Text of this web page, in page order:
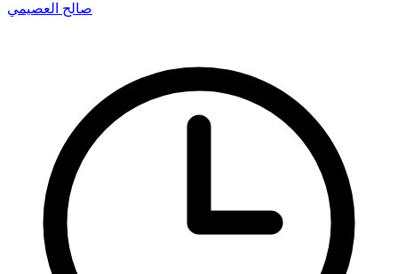
صالح العصيمي